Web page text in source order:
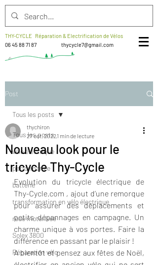
THY-CYCLE Réparation & Electrification de Vélos
06 45 88 71 87
thycycle7@gmail.com
Post
Tous les posts
vélo électrique
performance
batterie
transformation en vélo électrique
roue motorisée
Solex 3800
Réparation vélo
Tous les posts
Nouveau look pour le
tricycle Thy-Cycle
thychiron
27 oct. 20221 min de lecture
Evolution du tricycle électrique de
Thy-Cycle.com , ajout d’une remorque
pour assurer des déplacements et
petits dépannages en campagne. Un
charme unique à vos portes. Faire la
différence en passant par le plaisir !
A bientôt et pensez aux fêtes de Noël,